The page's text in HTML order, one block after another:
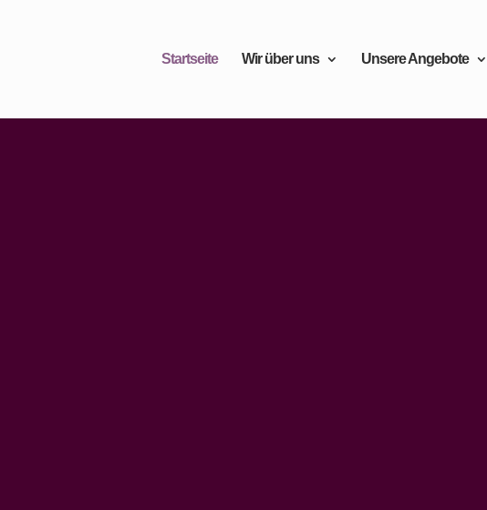
Startseite Wir über uns Unsere Angebote